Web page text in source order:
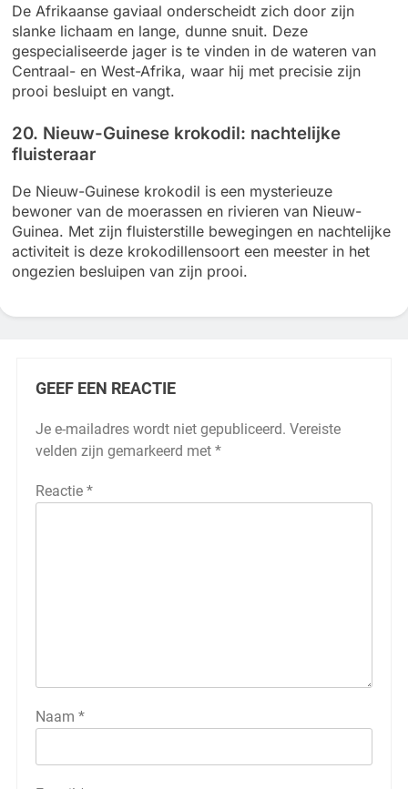
De Afrikaanse gaviaal onderscheidt zich door zijn
slanke lichaam en lange, dunne snuit. Deze
gespecialiseerde jager is te vinden in de wateren van
Centraal- en West-Afrika, waar hij met precisie zijn
prooi besluipt en vangt.
20. Nieuw-Guinese krokodil: nachtelijke
fluisteraar
De Nieuw-Guinese krokodil is een mysterieuze
bewoner van de moerassen en rivieren van Nieuw-
Guinea. Met zijn fluisterstille bewegingen en nachtelijke
activiteit is deze krokodillensoort een meester in het
ongezien besluipen van zijn prooi.
GEEF EEN REACTIE
Je e-mailadres wordt niet gepubliceerd. Vereiste
velden zijn gemarkeerd met *
Reactie *
Naam *